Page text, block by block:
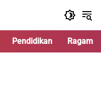
Pendidikan Ragam